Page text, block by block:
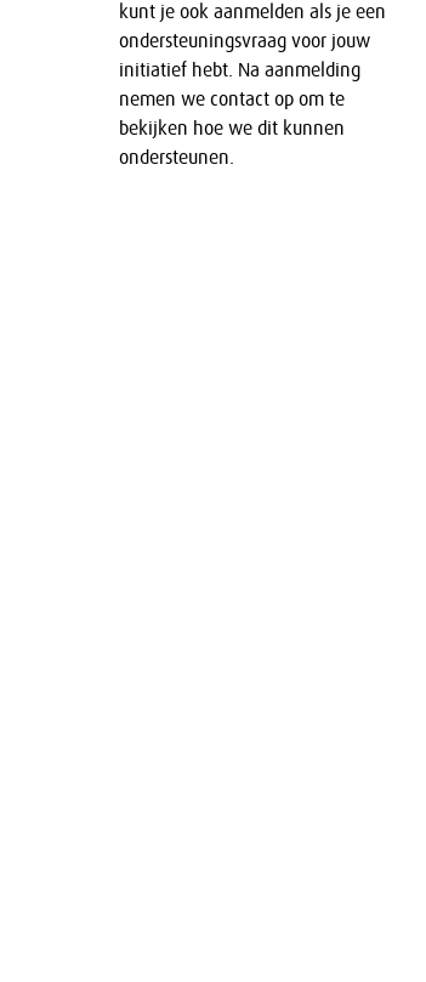
kunt je ook aanmelden als je een
ondersteuningsvraag voor jouw
initiatief hebt. Na aanmelding
nemen we contact op om te
bekijken hoe we dit kunnen
ondersteunen.